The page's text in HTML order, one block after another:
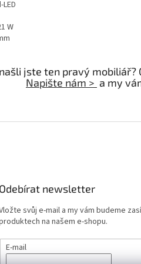
W
jste ten pravý mobiliář?
Napište nám > a my
Odebírat newsletter
svůj e-mail a my vám budeme
na našem e-shopu.
E-mail